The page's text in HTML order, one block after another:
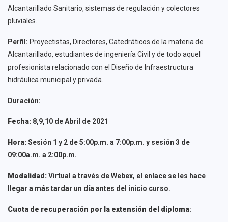
Alcantarillado Sanitario, sistemas de regulación y colectores
pluviales.
Perfil: Proyectistas, Directores, Catedráticos de la materia de
Alcantarillado, estudiantes de ingeniería Civil y de todo aquel
profesionista relacionado con el Diseño de Infraestructura
hidráulica municipal y privada.
Duración:
Fecha: 8,9,10 de Abril de 2021
Hora:Sesión 1 y 2 de 5:00p.m. a 7:00p.m. y sesión 3 de
09:00a.m. a 2:00p.m.
Modalidad:Virtual a través de Webex, el enlace se les hace
llegar a más tardar un día antes del inicio curso.
Cuota de recuperación por la extensión del diploma: